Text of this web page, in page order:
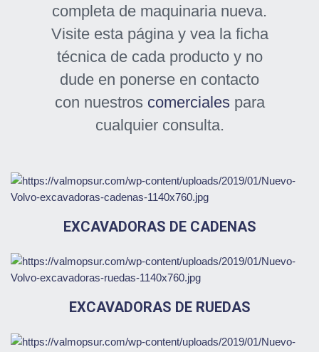
completa de maquinaria nueva.
Visite esta página y vea la ficha
técnica de cada producto y no
dude en ponerse en contacto
con nuestros comercialespara
cualquier consulta.
EXCAVADORAS DE CADENAS
EXCAVADORAS DE RUEDAS